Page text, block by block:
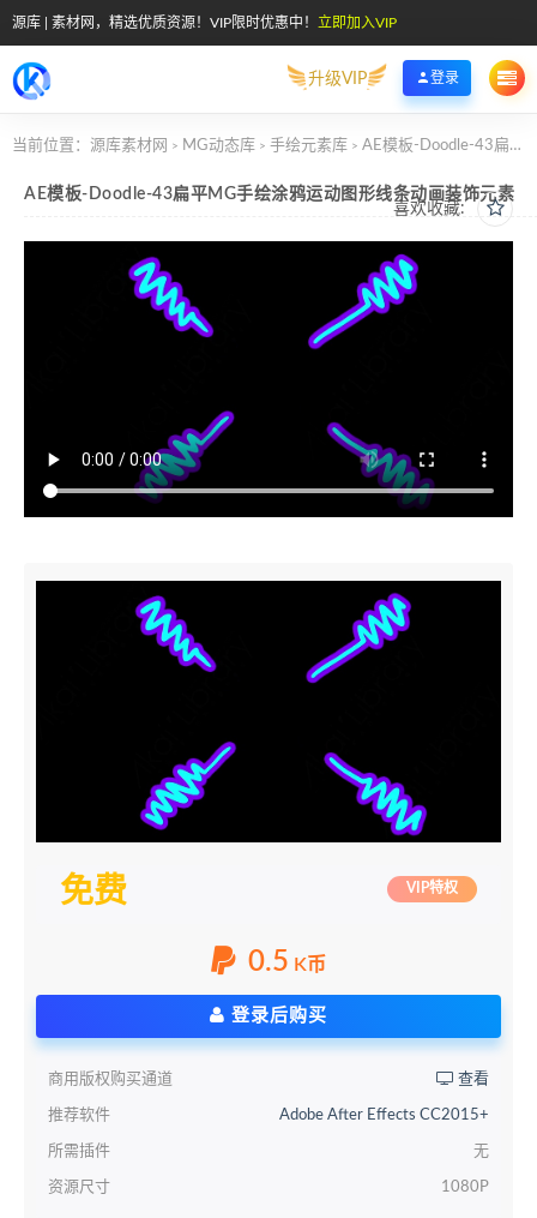
源库 | 素材网，精选优质资源！VIP限时优惠中！ 立即加入VIP
升级VIP 登录
当前位置： 源库素材网 > MG动态库 > 手绘元素库 > AE模板-Doodle-43扁平MG手绘涂鸦运动图形线条动画装饰元素
喜欢收藏:
AE模板-Doodle-43扁平MG手绘涂鸦运动图形线条动画装饰元素
免费 VIP特权
0.5 K币
登录后购买
商用版权购买通道 查看
推荐软件 Adobe After Effects CC2015+
所需插件 无
资源尺寸 1080P